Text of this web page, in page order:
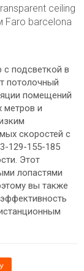
ceiling
Faro barcelona
с подсветкой в
потолочный
помещений
метров и
скоростей с
129-155-185
Этот
лопастями
вы также